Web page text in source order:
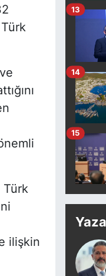
Türk
ilişkin
13
14
15